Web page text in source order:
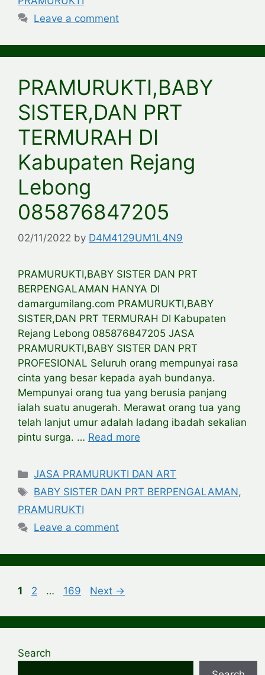
Leave a comment
PRAMURUKTI,BABY
SISTER,DAN PRT
TERMURAH DI
Kabupaten Rejang
Lebong
085876847205
02/11/2022 by D4M4129UM1L4N9
PRAMURUKTI,BABY SISTER DAN PRT
BERPENGALAMAN HANYA DI
damargumilang.com PRAMURUKTI,BABY
SISTER,DAN PRT TERMURAH DI Kabupaten
Rejang Lebong 085876847205 JASA
PRAMURUKTI,BABY SISTER DAN PRT
PROFESIONAL Seluruh orang mempunyai rasa
cinta yang besar kepada ayah bundanya.
Mempunyai orang tua yang berusia panjang
ialah suatu anugerah. Merawat orang tua yang
telah lanjut umur adalah ladang ibadah sekalian
pintu surga. … Read more
Categories
JASA PRAMURUKTI DAN ART
Tags
BABY SISTER DAN PRT BERPENGALAMAN,
PRAMURUKTI
Leave a comment
Page
1 Page
2 … Page
169 Next →
Search